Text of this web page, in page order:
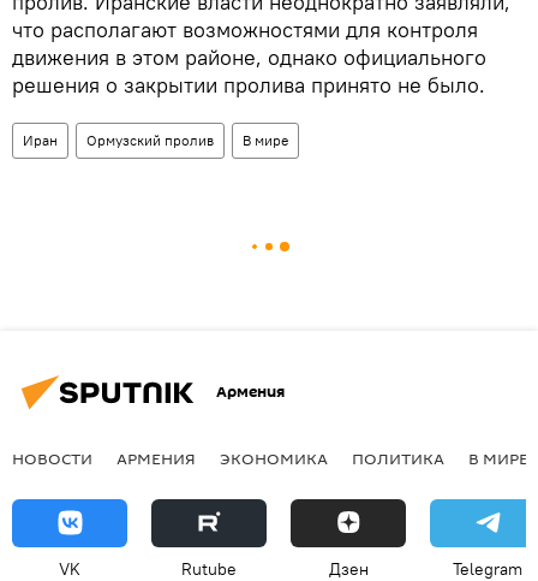
что располагают возможностями для контроля
движения в этом районе, однако официального
решения о закрытии пролива принято не было.
Иран Ормузский пролив В мире
Армения
НОВОСТИ АРМЕНИЯ ЭКОНОМИКА ПОЛИТИКА В МИРЕ
VK Rutube Дзен Telegram